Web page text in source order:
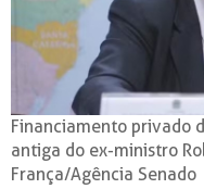
Financiamento privado
antiga do ex-ministro
França/Agência Senado